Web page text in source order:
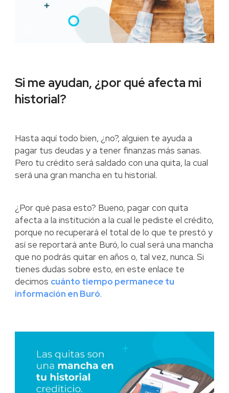
Si me ayudan, ¿por qué afecta mi
historial?
Hasta aquí todo bien, ¿no?, alguien te ayuda a
pagar tus deudas y a tener finanzas más sanas.
Pero tu crédito será saldado con una quita, la cual
será una gran mancha en tu historial.
¿Por qué pasa esto? Bueno, pagar con quita
afecta a la institución a la cual le pediste el crédito,
porque no recuperará el total de lo que te prestó y
así se reportará ante Buró, lo cual será una mancha
que no podrás quitar en años o, tal vez, nunca. Si
tienes dudas sobre esto, en este enlace te
decimos cuánto tiempo permanece tu
información en Buró.